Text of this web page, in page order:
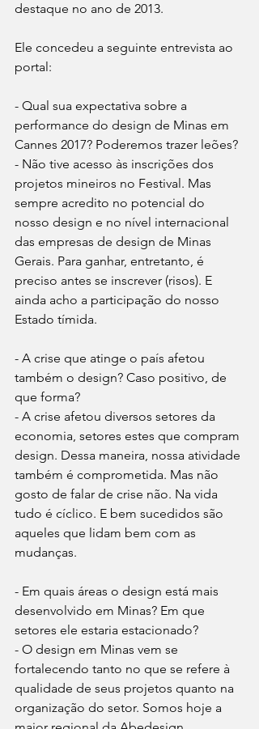
destaque no ano de 2013.
Ele concedeu a seguinte entrevista ao
portal:
- Qual sua expectativa sobre a
performance do design de Minas em
Cannes 2017? Poderemos trazer leões?
- Não tive acesso às inscrições dos
projetos mineiros no Festival. Mas
sempre acredito no potencial do
nosso design e no nível internacional
das empresas de design de Minas
Gerais. Para ganhar, entretanto, é
preciso antes se inscrever (risos). E
ainda acho a participação do nosso
Estado tímida.
- A crise que atinge o país afetou
também o design? Caso positivo, de
que forma?
- A crise afetou diversos setores da
economia, setores estes que compram
design. Dessa maneira, nossa atividade
também é comprometida. Mas não
gosto de falar de crise não. Na vida
tudo é cíclico. E bem sucedidos são
aqueles que lidam bem com as
mudanças.
- Em quais áreas o design está mais
desenvolvido em Minas? Em que
setores ele estaria estacionado?
- O design em Minas vem se
fortalecendo tanto no que se refere à
qualidade de seus projetos quanto na
organização do setor. Somos hoje a